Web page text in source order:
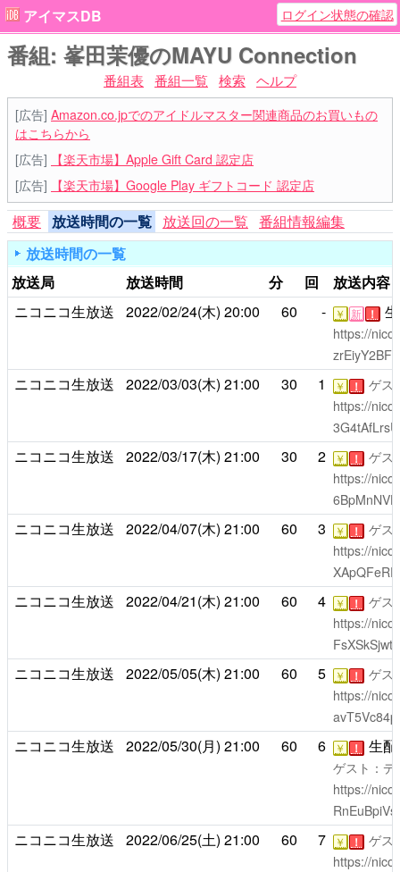
アイマスDB ログイン状態の確認
番組: 峯田茉優のMAYU Connection
番組表 番組一覧 検索 ヘルプ
[広告] Amazon.co.jpでのアイドルマスター関連商品のお買いもの
はこちらから
[広告]
【楽天市場】Apple Gift Card 認定店
[広告]
【楽天市場】Google Play ギフトコード 認定店
概要 放送時間の一覧 放送回の一覧 番組情報編集
放送時間の一覧
放送局
放送時間 分 回
放送内容
ニコニコ生放送
2022/02/24(木) 20:00 60 - ￥ 新 ！
https://
ニコニコ生放送 2022/03/03(木) 21:00 30 1 ￥ ！
ゲス
https://
ニコニコ生放送 2022/03/17(木) 21:00 30 2 ￥ ！
ゲス
https://
ニコニコ生放送 2022/04/07(木) 21:00 60 3 ￥ ！
ゲス
https://
ニコニコ生放送 2022/04/21(木) 21:00 60 4 ￥ ！
ゲス
https://
ニコニコ生放送 2022/05/05(木) 21:00 60 5 ￥ ！
ゲス
https://
ニコニコ生放送 2022/05/30(月) 21:00 60 6 ￥ ！ 生
ゲスト：デ
https://
ニコニコ生放送 2022/06/25(土) 21:00 60 7 ￥ ！
ゲス
https://